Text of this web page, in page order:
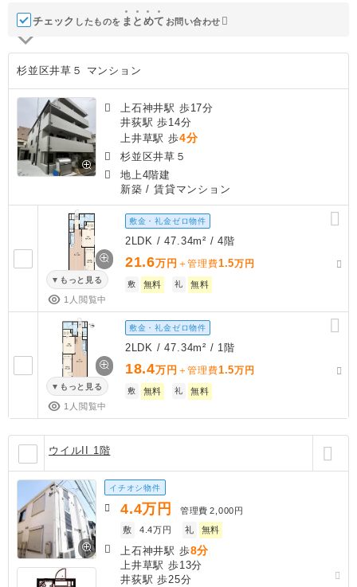
チェック したものを ま と めて お問い合わせ
杉並区井草５ マンション
上石神井駅 歩17分
井荻駅 歩14分
上井草駅 歩4分
杉並区井草５
地上4階建
新築 / 賃貸マンション
もっと見る
1人閲覧中
敷金・礼金ゼロ物件
2LDK / 47.34m² / 4階
21.6万円 ＋管理費1.5万円
敷 無料 礼 無料
もっと見る
1人閲覧中
敷金・礼金ゼロ物件
2LDK / 47.34m² / 1階
18.4万円 ＋管理費1.5万円
敷 無料 礼 無料
ウイルII 1階
イチオシ物件
4.4万円 管理費 2,000円
敷
4.4万円 礼 無料
上石神井駅 歩8分
上井草駅 歩13分
井荻駅 歩25分